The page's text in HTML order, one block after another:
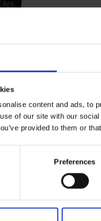
content and ads, to
of our site with our
provided to them or
Preferences